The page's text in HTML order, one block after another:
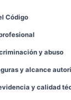
Código
y abuso
y alcance
y calidad